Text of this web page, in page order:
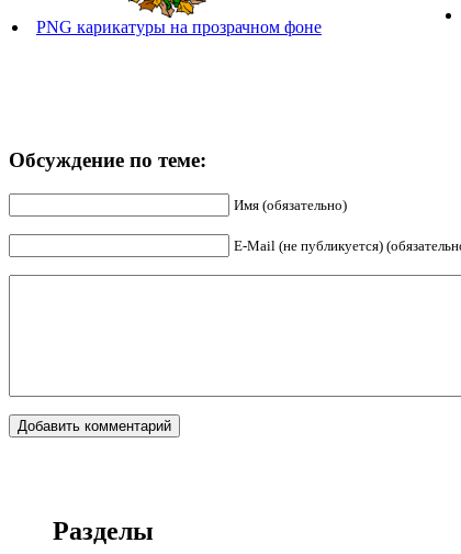
PNG карикатуры на прозрачном фоне
Обсуждение по теме:
Имя (обязательно)
E-Mail (не публикуется)
Разделы